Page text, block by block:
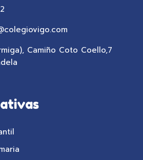
Camiño Coto Coello,7